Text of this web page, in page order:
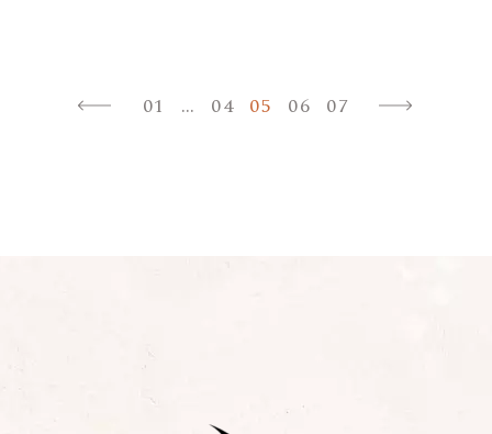
Posts
pagination
01 … 04 05 06 07